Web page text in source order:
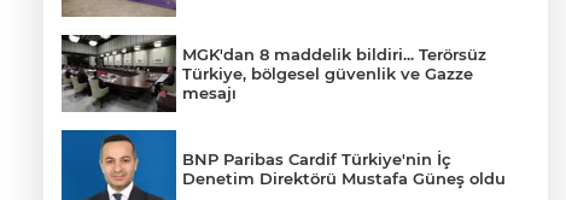
MGK'dan 8 maddelik bildiri... Terörsüz
Türkiye, bölgesel güvenlik ve Gazze
mesajı
BNP Paribas Cardif Türkiye'nin İç
Denetim Direktörü Mustafa Güneş oldu